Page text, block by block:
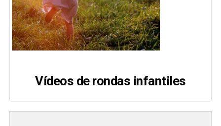
Vídeos de rondas infantiles